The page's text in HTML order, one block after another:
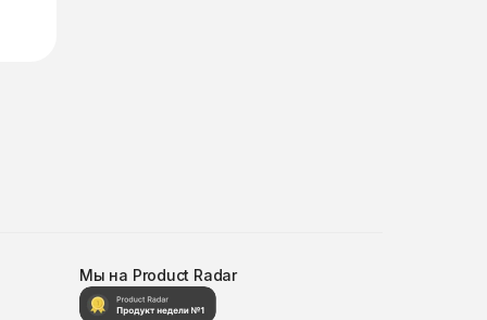
Мы на Product Radar